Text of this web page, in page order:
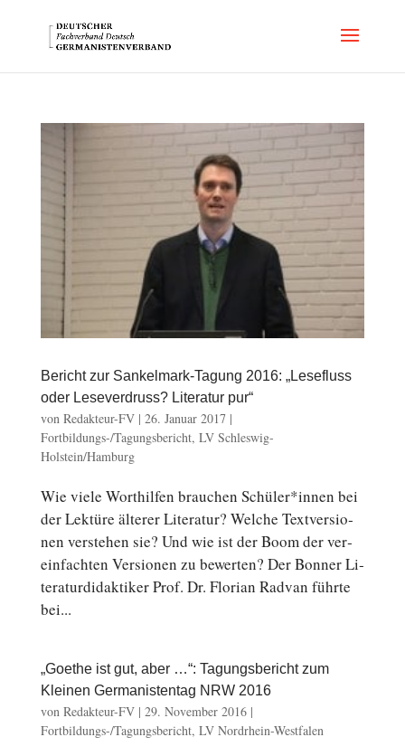
Bericht zur Sankelmark-Tagung 2016: „Lesefluss
oder Leseverdruss? Literatur pur“
von Redakteur-FV| 26. Januar 2017|
Fortbildungs-/Tagungsbericht, LV Schleswig-
Holstein/Hamburg
Wie viele Wort­hil­fen brau­chen Schüler*innen bei
der Lektüre älterer Li­te­ra­tur? Welche Text­ver­sio­
nen ver­ste­hen sie? Und wie ist der Boom der ver­
ein­fach­ten Ver­sio­nen zu be­wer­ten? Der Bonner Li­
te­ra­tur­di­dak­ti­ker Prof. Dr. Florian Radvan führte
bei...
„Goethe ist gut, aber …“: Tagungsbericht zum
Kleinen Germanistentag NRW 2016
von Redakteur-FV| 29. November 2016|
Fortbildungs-/Tagungsbericht, LV Nordrhein-Westfalen